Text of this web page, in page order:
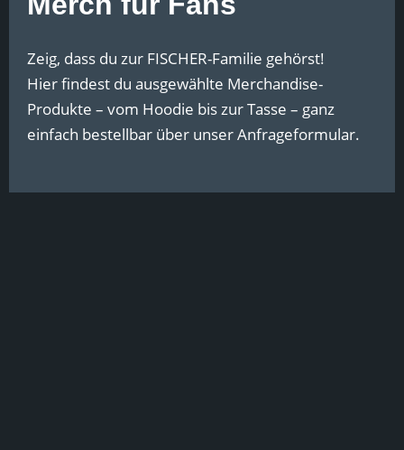
Zeig, dass du zur FISCHER-Familie gehörst!
Hier findest du ausgewählte Merchandise-
Produkte – vom Hoodie bis zur Tasse – ganz
einfach bestellbar über unser Anfrageformular.